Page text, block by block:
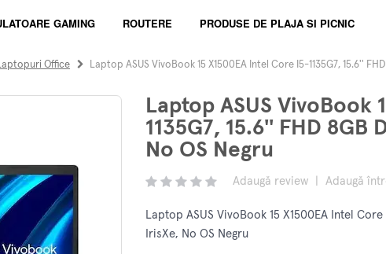
GAMING ROUTERE PRODUSE DE PLAJA SI PICNIC
Laptopuri Office Laptop ASUS VivoBook 15 X1500EA Intel Core I5-1135G7, 15.6''
Laptop ASUS VivoBook
1135G7, 15.6'' FHD 8GB
No OS Negru
Adaugă review Adaugă
Laptop ASUS VivoBook 15 X1500EA Intel Core
IrisXe, No OS Negru